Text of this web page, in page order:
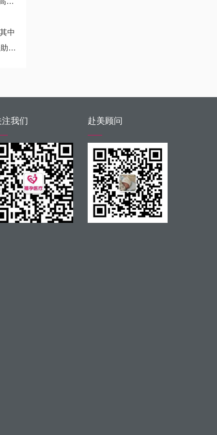
中
）
注我们 赴美顾问